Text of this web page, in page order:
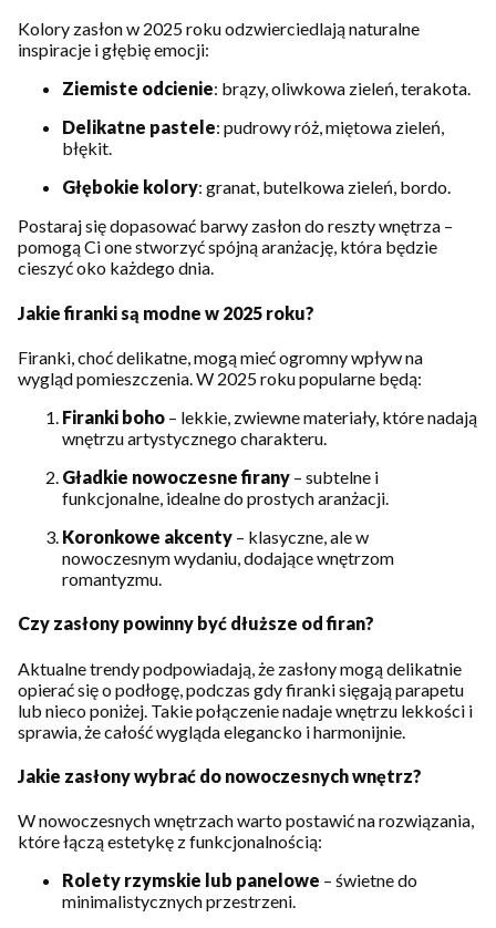
Kolory zasłon w 2025 roku odzwierciedlają naturalne
inspiracje i głębię emocji:
Ziemiste odcienie: brązy, oliwkowa zieleń, terakota.
Delikatne pastele: pudrowy róż, miętowa zieleń,
błękit.
Głębokie kolory: granat, butelkowa zieleń, bordo.
Postaraj się dopasować barwy zasłon do reszty wnętrza –
pomogą Ci one stworzyć spójną aranżację, która będzie
cieszyć oko każdego dnia.
Jakie firanki są modne w 2025 roku?
Firanki, choć delikatne, mogą mieć ogromny wpływ na
wygląd pomieszczenia. W 2025 roku popularne będą:
Firanki boho – lekkie, zwiewne materiały, które nadają
wnętrzu artystycznego charakteru.
Gładkie nowoczesne firany – subtelne i
funkcjonalne, idealne do prostych aranżacji.
Koronkowe akcenty – klasyczne, ale w
nowoczesnym wydaniu, dodające wnętrzom
romantyzmu.
Czy zasłony powinny być dłuższe od firan?
Aktualne trendy podpowiadają, że zasłony mogą delikatnie
opierać się o podłogę, podczas gdy firanki sięgają parapetu
lub nieco poniżej. Takie połączenie nadaje wnętrzu lekkości i
sprawia, że całość wygląda elegancko i harmonijnie.
Jakie zasłony wybrać do nowoczesnych wnętrz?
W nowoczesnych wnętrzach warto postawić na rozwiązania,
które łączą estetykę z funkcjonalnością:
Rolety rzymskie lub panelowe – świetne do
minimalistycznych przestrzeni.